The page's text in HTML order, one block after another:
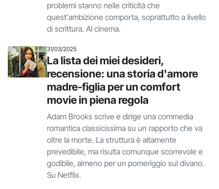
problemi stanno nelle criticità che
quest'ambizione comporta, soprattutto a livello
di scrittura. Al cinema.
31/03/2025
La lista dei miei desideri,
recensione: una storia d'amore
madre-figlia per un comfort
movie in piena regola
Adam Brooks scrive e dirige una commedia
romantica classicissima su un rapporto che va
oltre la morte. La struttura è altamente
prevedibile, ma risulta comunque scorrevole e
godibile, almeno per un pomeriggio sul divano.
Su Netflix.